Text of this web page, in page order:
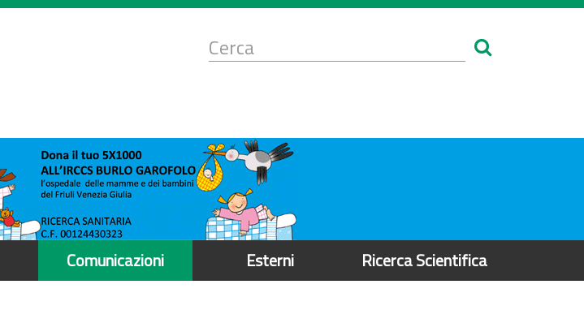
Form
di
Comunicazioni Esterni Ricerca Scientifica